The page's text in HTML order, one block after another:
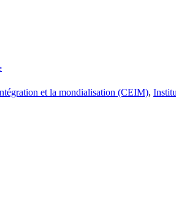
et la mondialisation (CEIM),